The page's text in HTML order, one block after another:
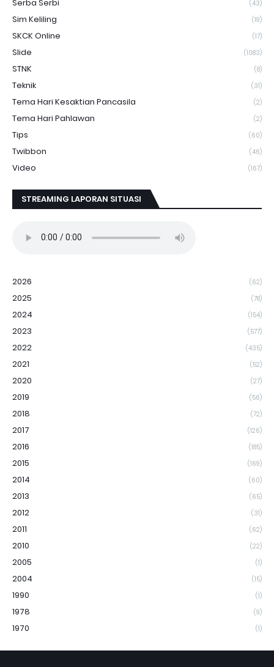
Serba Serbi (43)
Sim Keliling (19)
SKCK Online (17)
Slide (1083)
STNK (8)
Teknik (31)
Tema Hari Kesaktian Pancasila (2)
Tema Hari Pahlawan (2)
Tips (60)
Twibbon (46)
Video (167)
STREAMING LAPORAN SITUASI
2026 (62)
2025 (78)
2024 (154)
2023 (577)
2022 (435)
2021 (52)
2020 (27)
2019 (56)
2018 (72)
2017 (126)
2016 (185)
2015 (169)
2014 (60)
2013 (65)
2012 (31)
2011 (62)
2010 (22)
2005 (1)
2004 (15)
1990 (1)
1978 (9)
1970 (1)